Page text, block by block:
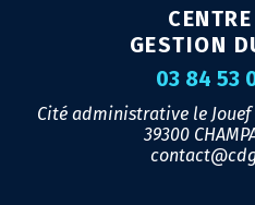
GESTION
03 84 53
Cité administrative le Jouef
39300